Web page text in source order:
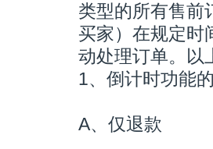
类型的所有售前
买家）在规定时
动处理订单。以
1、倒计时功能
A、仅退款